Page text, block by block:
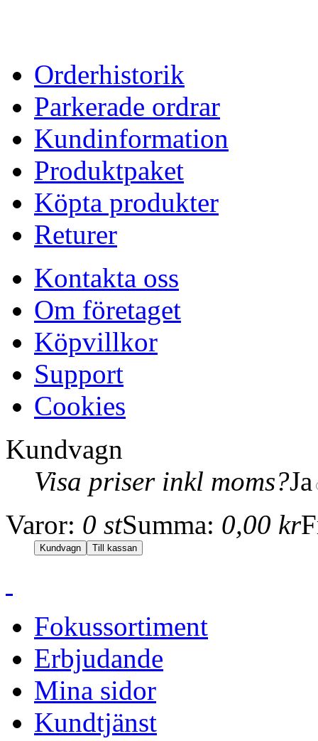
Orderhistorik
Parkerade ordrar
Kundinformation
Produktpaket
Köpta produkter
Returer
Kontakta oss
Om företaget
Köpvillkor
Support
Cookies
Kundvagn
Visa priser inkl moms?Ja
Varor: 0 stSumma: 0,00 kr
Fokussortiment
Erbjudande
Mina sidor
Kundtjänst